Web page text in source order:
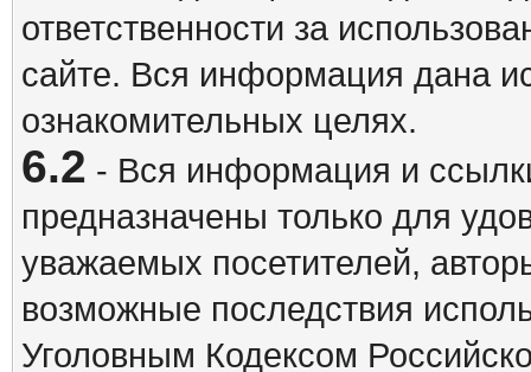
ответственности за
сайте. Вся информация дана
ознакомительных целях.
6.2 - Вся информация и
предназначены только для
уважаемых посетителей,
возможные последствия
Уголовным Кодексом